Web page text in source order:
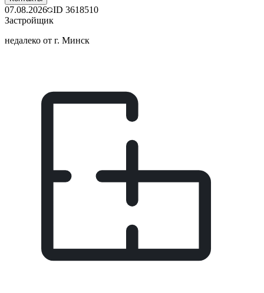
07.08.2026 ID 3618510
Застройщик
недалеко от г. Минск